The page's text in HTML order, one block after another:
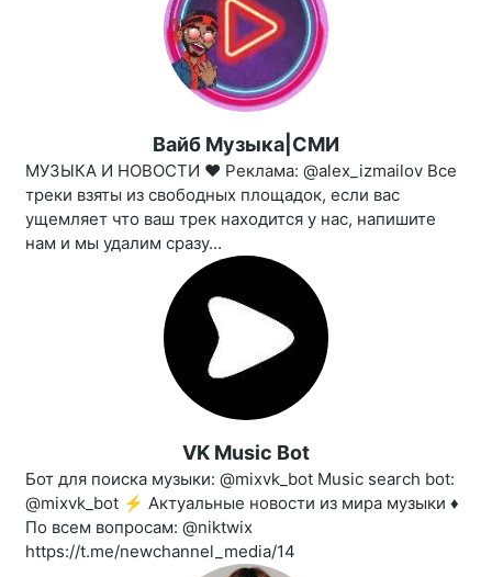
Вайб Музыка|СМИ
МУЗЫКА И НОВОСТИ ❤️‍ Реклама: @alex_izmailov Все
треки взяты из свободных площадок, если вас
ущемляет что ваш трек находится у нас, напишите
нам и мы удалим сразу...
VK Music Bot
Бот для поиска музыки: @mixvk_bot Music search bot:
@mixvk_bot ⚡️ Актуальные новости из мира музыки ♦️
По всем вопросам: @niktwix
https://t.me/newchannel_media/14